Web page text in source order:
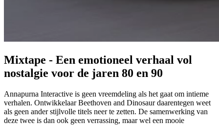
Mixtape - Een emotioneel verhaal vol
nostalgie voor de jaren 80 en 90
Annapurna Interactive is geen vreemdeling als het gaat om intieme
verhalen. Ontwikkelaar Beethoven and Dinosaur daarentegen weet
als geen ander stijlvolle titels neer te zetten. De samenwerking van
deze twee is dan ook geen verrassing, maar wel een mooie